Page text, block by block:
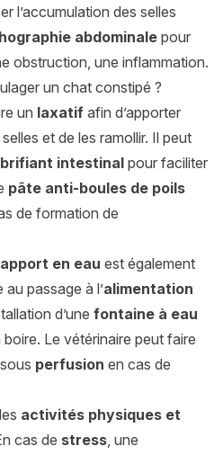
l’accumulation des selles
abdominalepour
obstruction, une inflammation.
un chat constipé ?
un laxatif afin d’apporter
et de les ramollir. Il peut
intestinalpour faciliter
pâte anti-boules de poils
de formation de
apport en eau est également
passage à l’alimentation
d’une fontaine à eau
Le vétérinaire peut faire
perfusion en cas de
activités physiques et
cas de stress, une